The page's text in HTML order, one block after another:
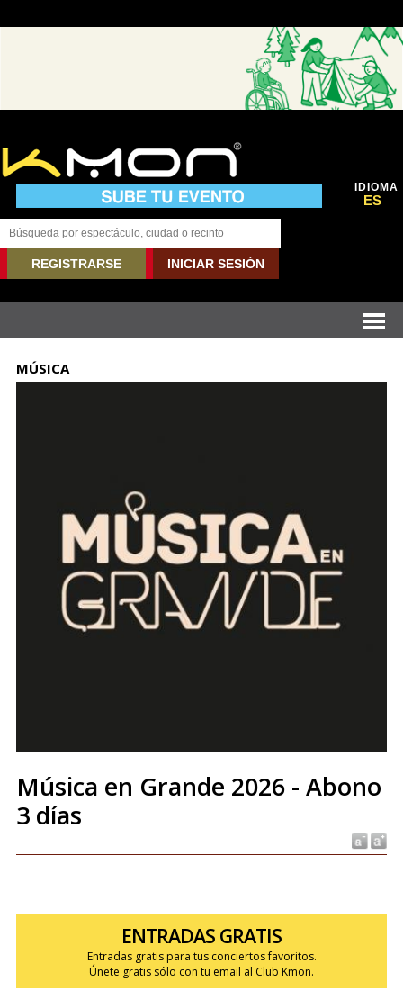
IDIOMA
ES
REGISTRARSE INICIAR SESIÓN
MÚSICA
Música en Grande 2026 - Abono
3 días
ENTRADAS GRATIS
Entradas gratis para tus conciertos favoritos.
Únete gratis sólo con tu email al Club Kmon.